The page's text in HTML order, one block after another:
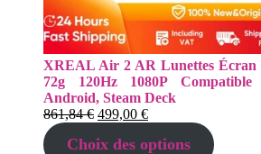
XREAL Air 2 AR Lunettes Écran
72g 120Hz 1080P
Android, Steam Deck
861,84€ Le
initial
499,00 €Le
actuel
Choix des options